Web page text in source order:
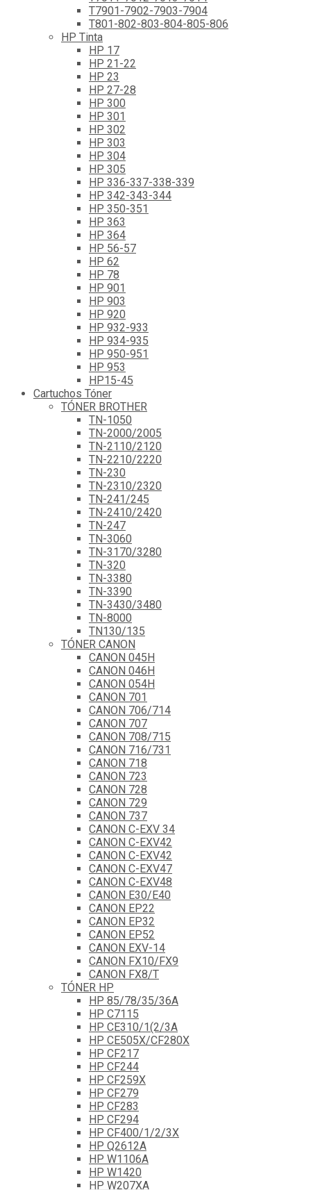
T7901-7902-7903-7904
T801-802-803-804-805-806
HP Tinta
HP 17
HP 21-22
HP 23
HP 27-28
HP 300
HP 301
HP 302
HP 303
HP 304
HP 305
HP 336-337-338-339
HP 342-343-344
HP 350-351
HP 363
HP 364
HP 56-57
HP 62
HP 78
HP 901
HP 903
HP 920
HP 932-933
HP 934-935
HP 950-951
HP 953
HP15-45
Cartuchos Tóner
TÓNER BROTHER
TN-1050
TN-2000/2005
TN-2110/2120
TN-2210/2220
TN-230
TN-2310/2320
TN-241/245
TN-2410/2420
TN-247
TN-3060
TN-3170/3280
TN-320
TN-3380
TN-3390
TN-3430/3480
TN-8000
TN130/135
TÓNER CANON
CANON 045H
CANON 046H
CANON 054H
CANON 701
CANON 706/714
CANON 707
CANON 708/715
CANON 716/731
CANON 718
CANON 723
CANON 728
CANON 729
CANON 737
CANON C-EXV 34
CANON C-EXV42
CANON C-EXV42
CANON C-EXV47
CANON C-EXV48
CANON E30/E40
CANON EP22
CANON EP32
CANON EP52
CANON EXV-14
CANON FX10/FX9
CANON FX8/T
TÓNER HP
HP 85/78/35/36A
HP C7115
HP CE310/1(2/3A
HP CE505X/CF280X
HP CF217
HP CF244
HP CF259X
HP CF279
HP CF283
HP CF294
HP CF400/1/2/3X
HP Q2612A
HP W1106A
HP W1420
HP W207XA